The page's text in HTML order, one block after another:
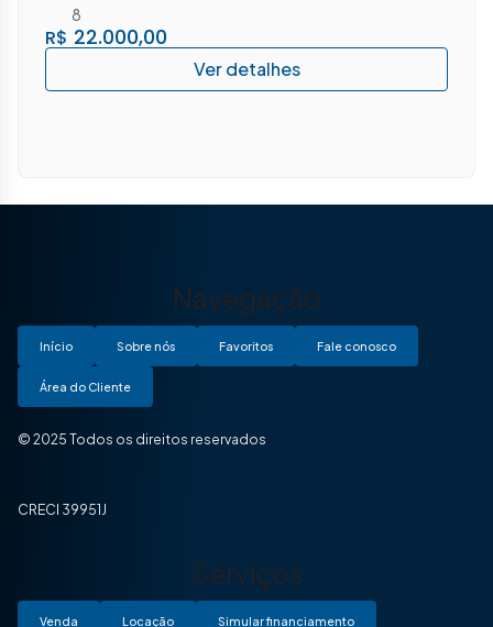
R$ 22.000,00
8
Navegação
Início Sobre nós Favoritos Fale conosco
Área do Cliente
© 2025 Todos os direitos reservados
CRECI 39951J
Serviços
Venda Locação Simular financiamento